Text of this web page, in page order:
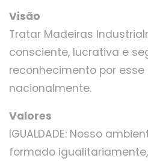
Visão
Tratar Madeiras
consciente, lucrativa e
reconhecimento por
nacionalmente.
Valores
IGUALDADE: Nosso
formado